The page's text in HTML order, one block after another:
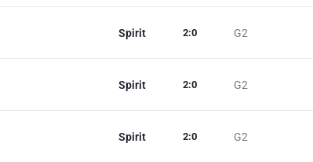
Spirit G2
2:0
Spirit G2
2:0
Spirit G2
2:0